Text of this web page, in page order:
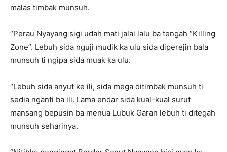
malas timbak munsuh.
“Perau Nyayang sigi udah mati jalai lalu ba tengah “Killing
Zone”. Lebuh sida nguji mudik ka ulu sida diperejin bala
munsuh ti ngipa sida muak ka ulu.
“Lebuh sida anyut ke ili, sida mega ditimbak munsuh ti
sedia nganti ba ili. Lama endar sida kual-kual surut
mansang bepusin ba menua Lubuk Garan lebuh ti ditegah
munsuh seharinya.